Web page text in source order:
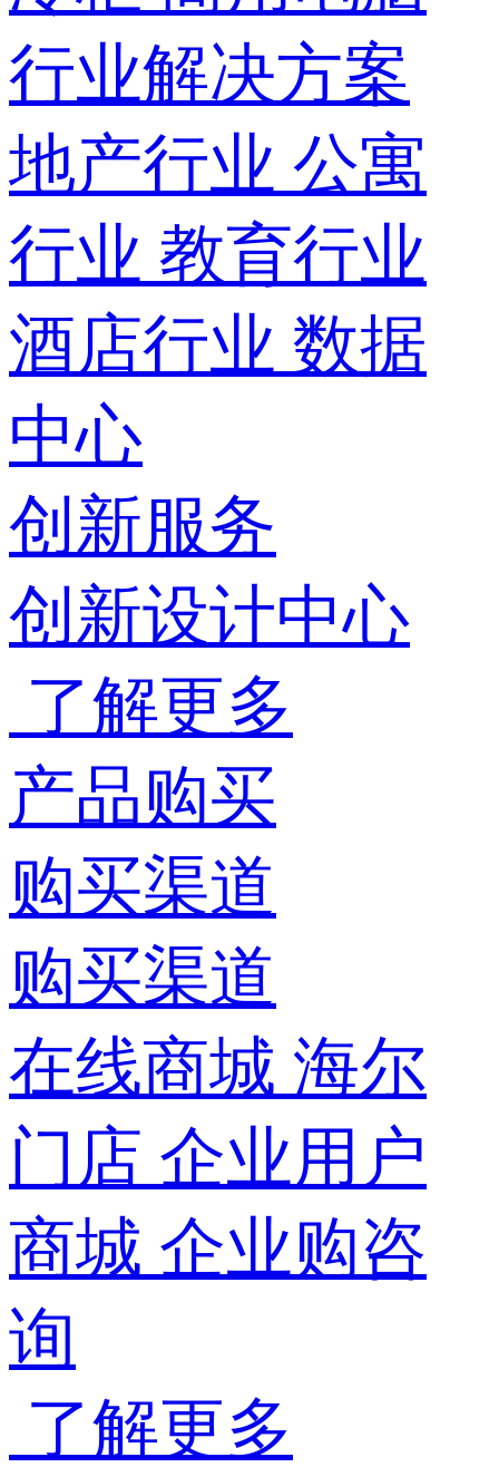
行业解决方案
地产行业 公寓
行业 教育行业
酒店行业 数据
中心
创新服务
创新设计中心
了解更多
产品购买
购买渠道
购买渠道
在线商城 海尔
门店 企业用户
商城 企业购咨
询
了解更多